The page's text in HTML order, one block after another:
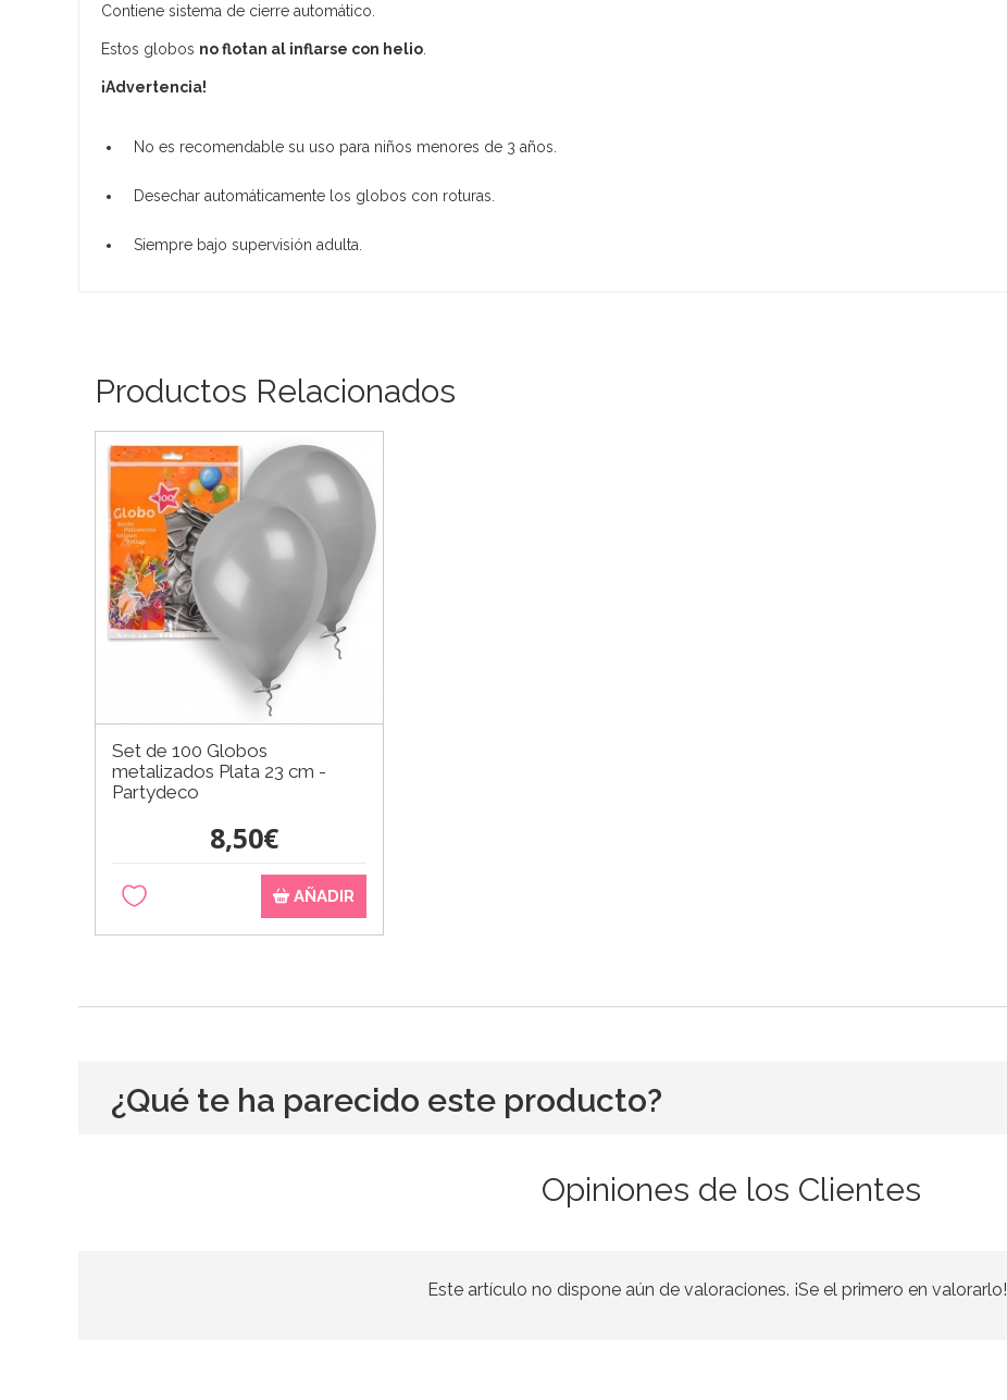
Contiene sistema de cierre automático.
Estos globos no flotan al inflarse con helio
¡Advertencia!
No es recomendable su uso para niños menores de 3 años.
Desechar automáticamente los globos con roturas.
Siempre bajo supervisión adulta.
Productos Relacionados
Set de 100 Globos
metalizados Plata 23 cm -
Partydeco
8,50€
AÑADIR
¿Qué te ha parecido este producto?
Opiniones de los Clientes
Este artículo no dispone aún de valoraciones. ¡Se el primero en valorarlo!